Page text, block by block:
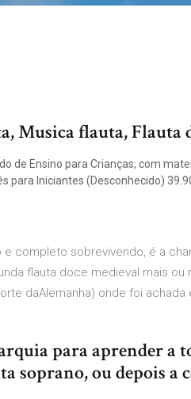
Musica flauta, Flauta
de Ensino para Crianças, com
para Iniciantes (Desconhecido)
e completo sobrevivendo, é a
flauta doce medieval mais
daAlemanha) onde foi achada
para aprender a
soprano, ou depois a